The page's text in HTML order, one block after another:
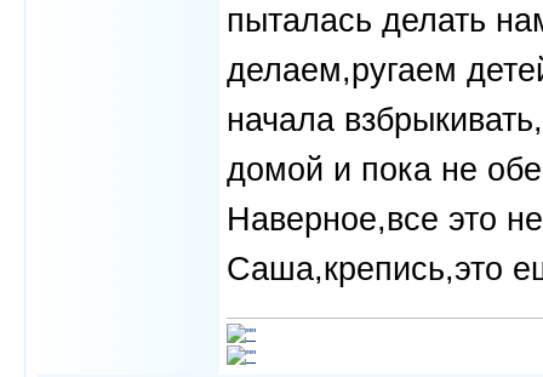
пыталась делать
делаем,ругаем
начала
домой и пока не
Наверное,все это
Саша,крепись,это